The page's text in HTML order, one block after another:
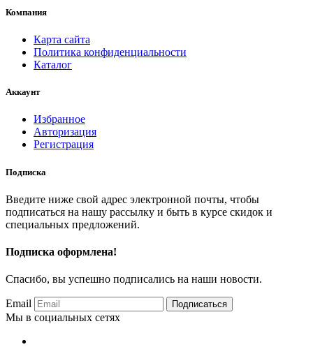
Компания
Карта сайта
Политика конфиденциальности
Каталог
Аккаунт
Избранное
Авторизация
Регистрация
Подписка
Введите ниже свой адрес электронной почты, чтобы
подписаться на нашу рассылку и быть в курсе скидок и
специальных предложений.
Подписка оформлена!
Спасибо, вы успешно подписались на наши новости.
Email Подписаться
Мы в социальных сетях